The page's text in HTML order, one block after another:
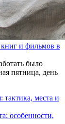
и фильмов в
было
пятница, день
тактика, места и
особенности,